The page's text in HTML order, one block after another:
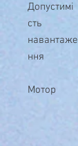
Допустимі
сть
навантаже
ння
Мотор